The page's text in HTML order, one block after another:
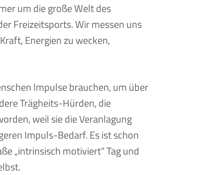
um die große Welt des
Freizeitsports. Wir messen uns
Energien zu wecken,
Impulse brauchen, um über
Trägheits-Hürden, die
weil sie die Veranlagung
Impuls-Bedarf. Es ist schon
„intrinsisch motiviert“ Tag und